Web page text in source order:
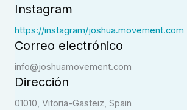
Instagram
https://instagram/joshua.movement.com
Correo electrónico
info@joshuamovement.com
Dirección
01010, Vitoria-Gasteiz, Spain